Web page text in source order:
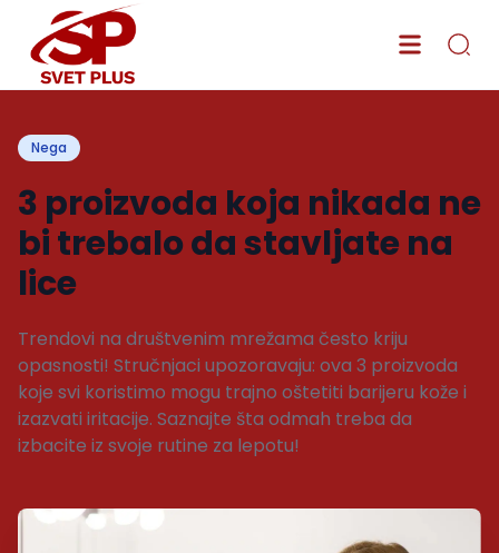
Nega
3 proizvoda koja nikada ne
bi trebalo da stavljate na
lice
Trendovi na društvenim mrežama često kriju
opasnosti! Stručnjaci upozoravaju: ova 3 proizvoda
koje svi koristimo mogu trajno oštetiti barijeru kože i
izazvati iritacije. Saznajte šta odmah treba da
izbacite iz svoje rutine za lepotu!